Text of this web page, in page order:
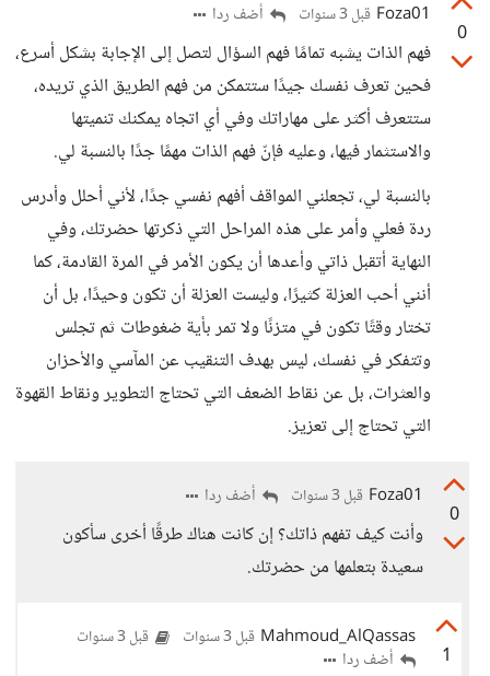
0
Foza01 قبل 3 سنوات أضف ردا
فهم الذات يشبه تمامًا فهم السؤال لتصل إلى الإجابة بشكل أسرع،
فحين تعرف نفسك جيدًا ستتمكن من فهم الطريق الذي تريده،
ستتعرف أكثر على مهاراتك وفي أي اتجاه يمكنك تنميتها
والاستثمار فيها، وعليه فإنّ فهم الذات مهمًا جدًا بالنسبة لي.
بالنسبة لي، تجعلني المواقف أفهم نفسي جدًا، لأني أحلل وأدرس
ردة فعلي وأمر على هذه المراحل التي ذكرتها حضرتك، وفي
النهاية أتقبل ذاتي وأعدها أن يكون الأمر في المرة القادمة، كما
أنني أحب العزلة كثيرًا، وليست العزلة أن تكون وحيدًا، بل أن
تختار وقتًا تكون في متزنًا ولا تمر بأية ضغوطات ثم تجلس
وتتفكر في نفسك، ليس بهدف التنقيب عن المآسي والأحزان
والعثرات، بل عن نقاط الضعف التي تحتاج التطوير ونقاط القهوة
التي تحتاج إلى تعزيز.
0
Foza01 قبل 3 سنوات أضف ردا
وأنت كيف تفهم ذاتك؟ إن كانت هناك طرقًا أخرى سأكون
سعيدة بتعلمها من حضرتك.
1
Mahmoud_AlQassas قبل 3 سنوات قبل 3 سنوات
أضف ردا